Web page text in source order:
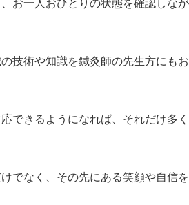
技術や知識を鍼灸師の先生方にも
できるようになれば、それだけ多
でなく、その先にある笑顔や自信